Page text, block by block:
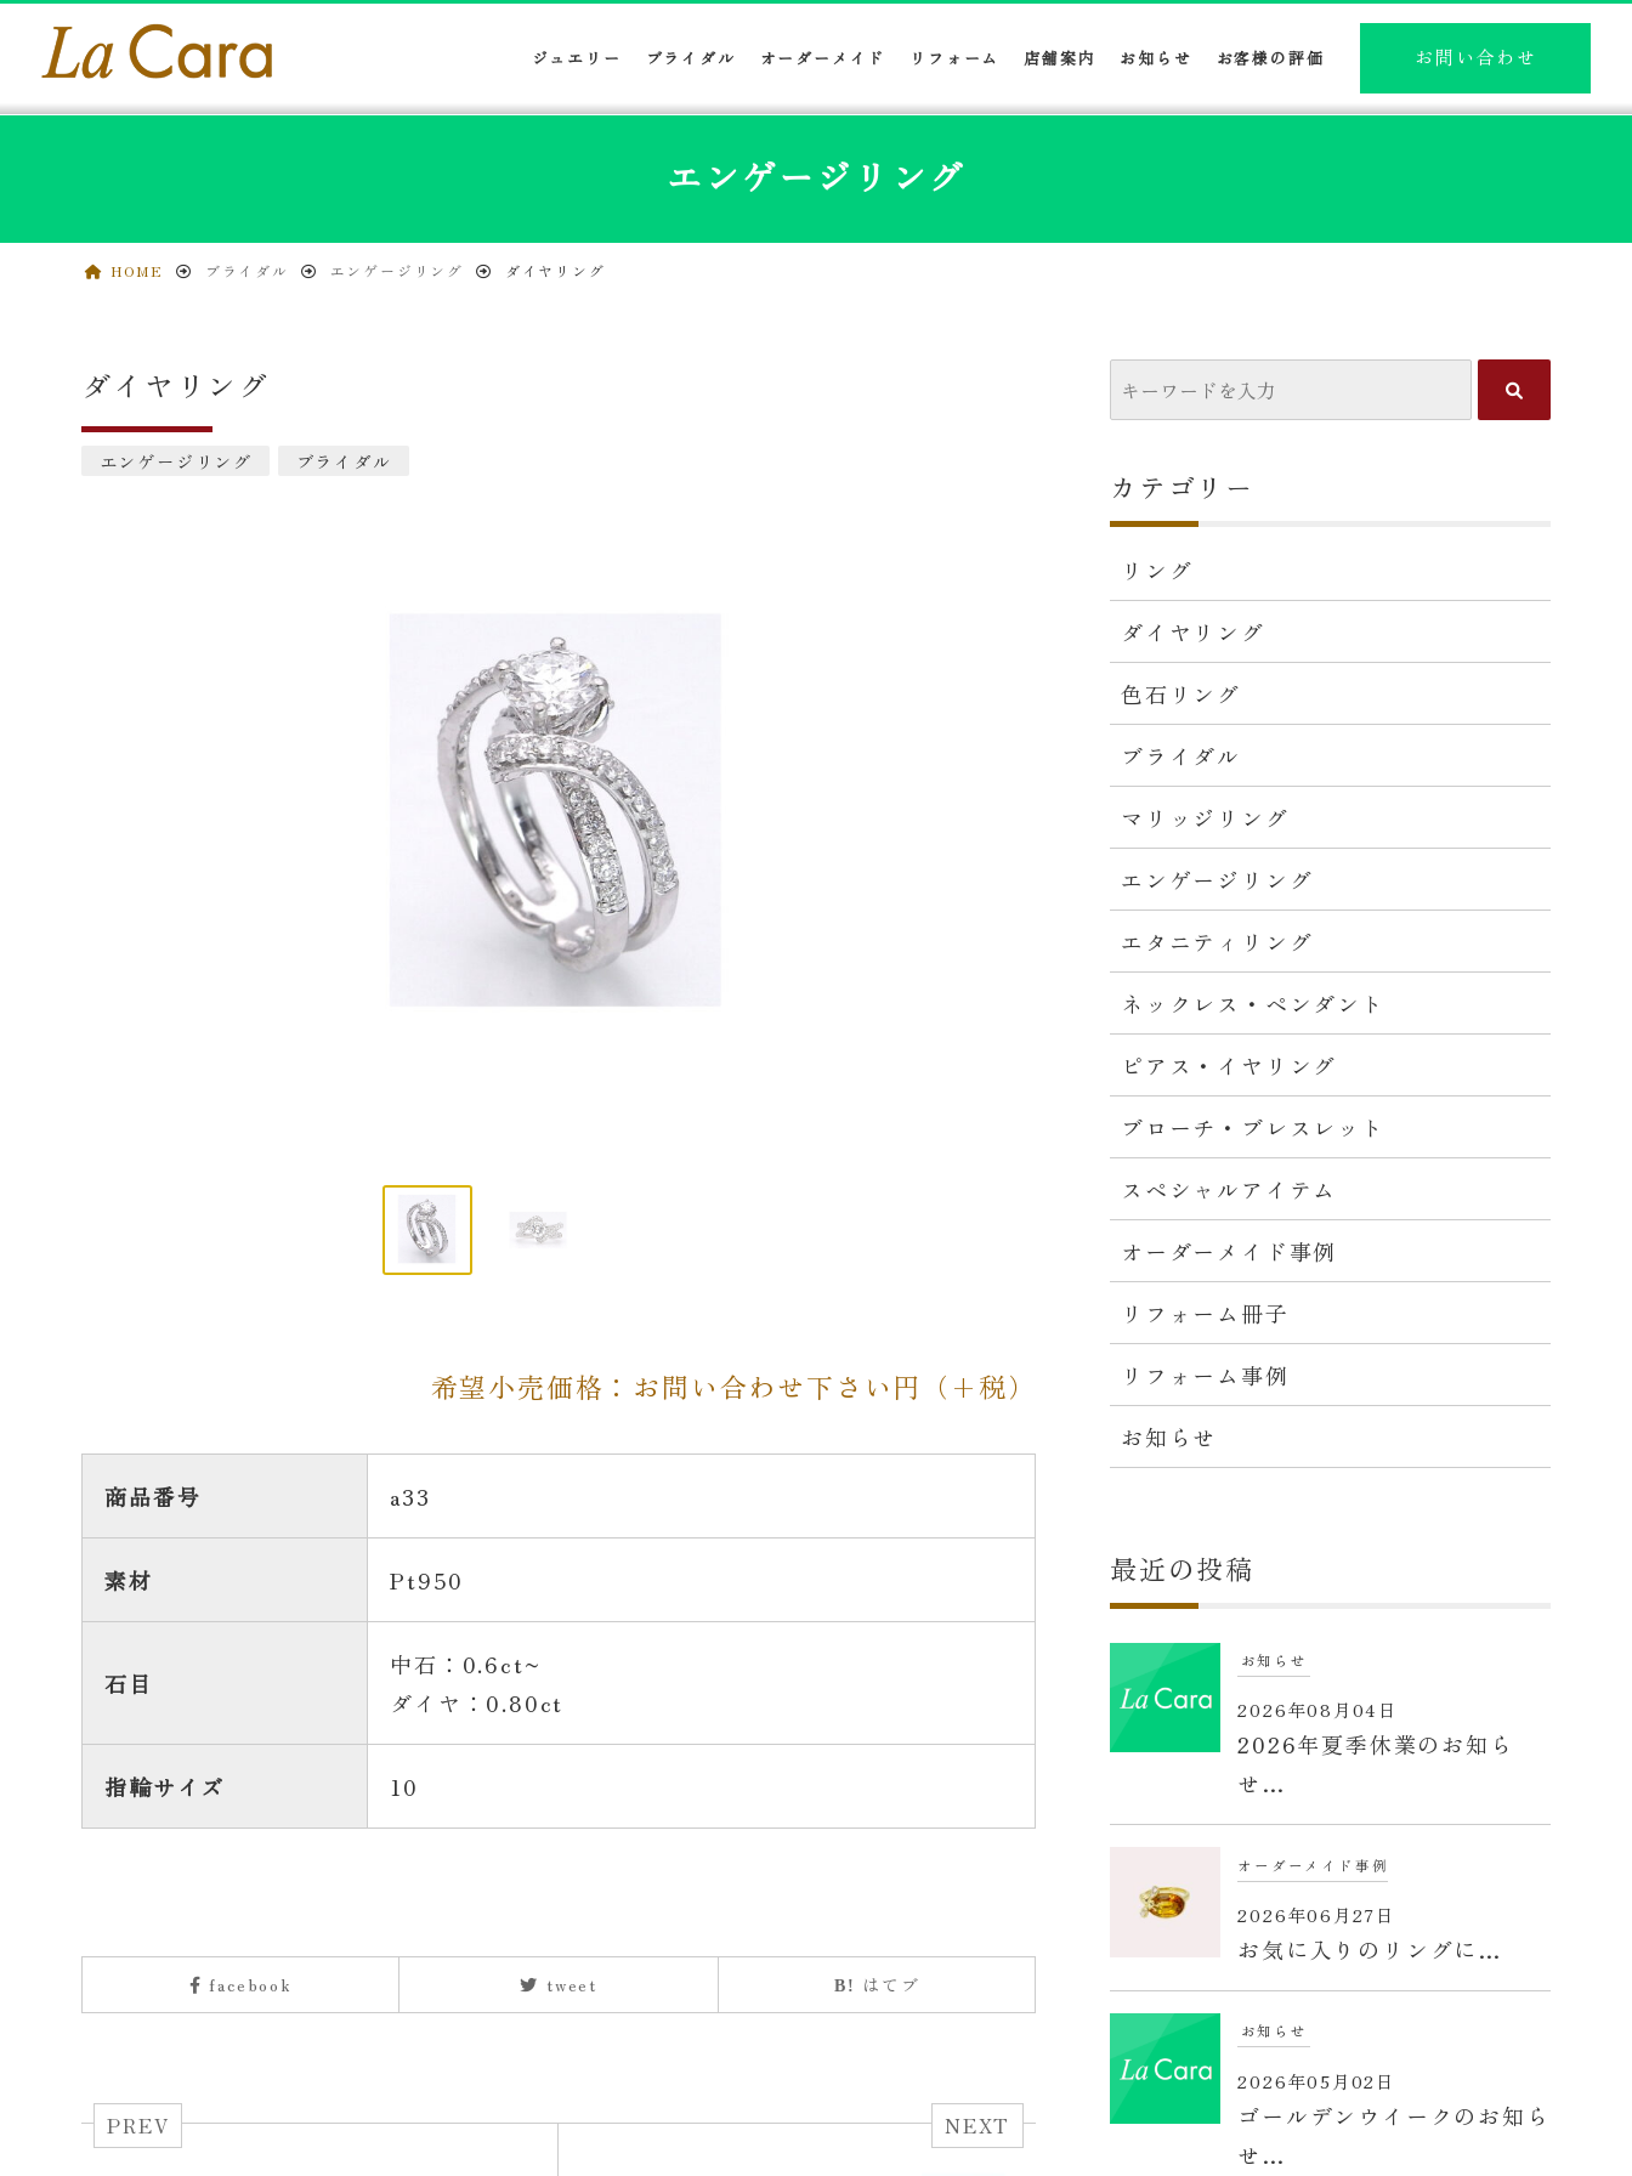
ジュエリー ブライダル オーダーメイド リフォーム 店舗案内 お知らせ お客様の評価 お問い合わせ
エンゲージリング
HOME ブライダル エンゲージリング ダイヤリング
ダイヤリング
エンゲージリング ブライダル
希望小売価格：お問い合わせ下さい円（+税）
商品番号 a33
素材 Pt950
石目
中石：0.6ct~
ダイヤ：0.80ct
指輪サイズ 10
facebook tweet はてブ
PREV NEXT
カテゴリー
リング
ダイヤリング
色石リング
ブライダル
マリッジリング
エンゲージリング
エタニティリング
ネックレス・ペンダント
ピアス・イヤリング
ブローチ・ブレスレット
スペシャルアイテム
オーダーメイド事例
リフォーム冊子
リフォーム事例
お知らせ
最近の投稿
お知らせ
2026年08月04日
2026年夏季休業のお知ら
せ…
オーダーメイド事例
2026年06月27日
お気に入りのリングに…
お知らせ
2026年05月02日
ゴールデンウイークのお知ら
せ…